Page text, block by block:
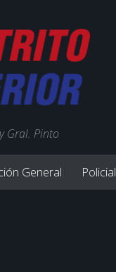
Gral. Pinto
General Policial